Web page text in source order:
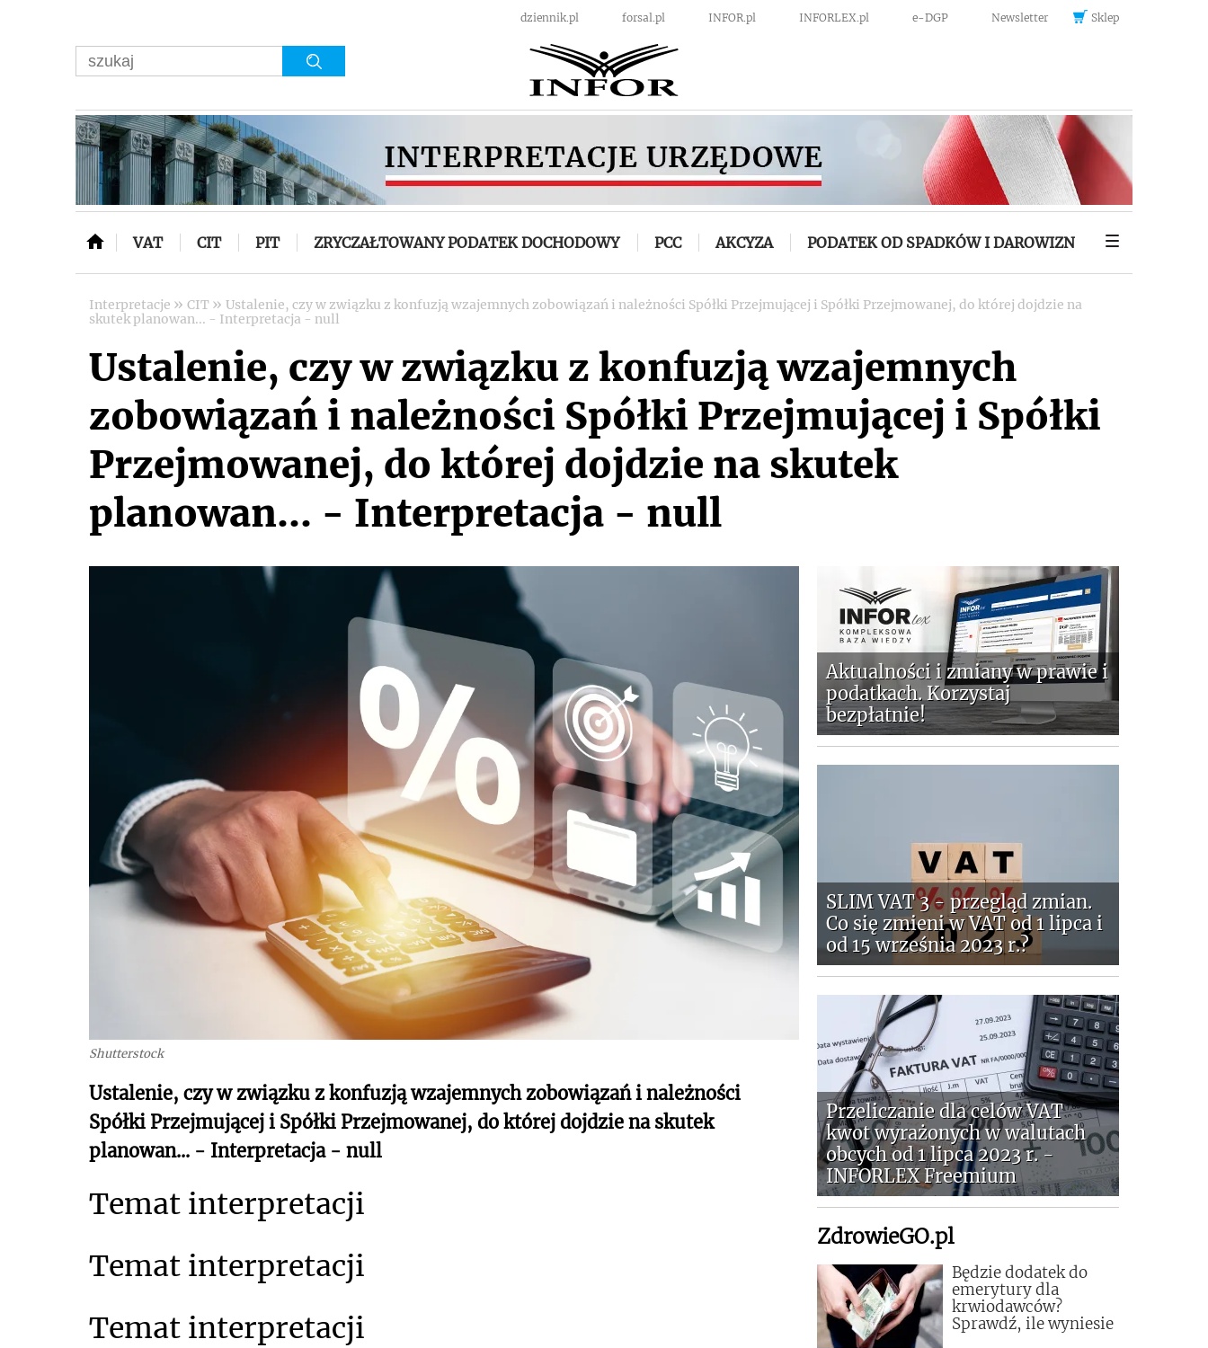
dziennik.pl forsal.pl INFOR.pl INFORLEX.pl e-DGP Newsletter Sklep
VAT CIT PIT ZRYCZAŁTOWANY PODATEK DOCHODOWY PCC AKCYZA PODATEK OD SPADKÓW I DAROWIZN
Interpretacje » CIT » Ustalenie, czy w związku z konfuzją wzajemnych zobowiązań i należności Spółki Przejmującej i Spółki Przejmowanej, do której dojdzie na
skutek planowan... - Interpretacja - null
Ustalenie, czy w związku z konfuzją wzajemnych
zobowiązań i należności Spółki Przejmującej i Spółki
Przejmowanej, do której dojdzie na skutek
planowan... - Interpretacja - null
Shutterstock
Ustalenie, czy w związku z konfuzją wzajemnych zobowiązań i należności
Spółki Przejmującej i Spółki Przejmowanej, do której dojdzie na skutek
planowan... - Interpretacja - null
Temat interpretacji
Temat interpretacji
Temat interpretacji
Aktualności i zmiany w prawie i
podatkach. Korzystaj
bezpłatnie!
SLIM VAT 3 - przegląd zmian.
Co się zmieni w VAT od 1 lipca i
od 15 września 2023 r.?
Przeliczanie dla celów VAT
kwot wyrażonych w walutach
obcych od 1 lipca 2023 r. -
INFORLEX Freemium
ZdrowieGO.pl
Będzie dodatek do
emerytury dla
krwiodawców?
Sprawdź, ile wyniesie